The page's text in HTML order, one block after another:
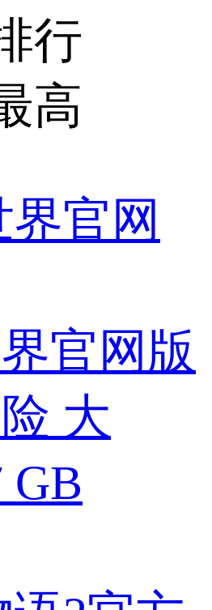
行
高
官网版
大
GB